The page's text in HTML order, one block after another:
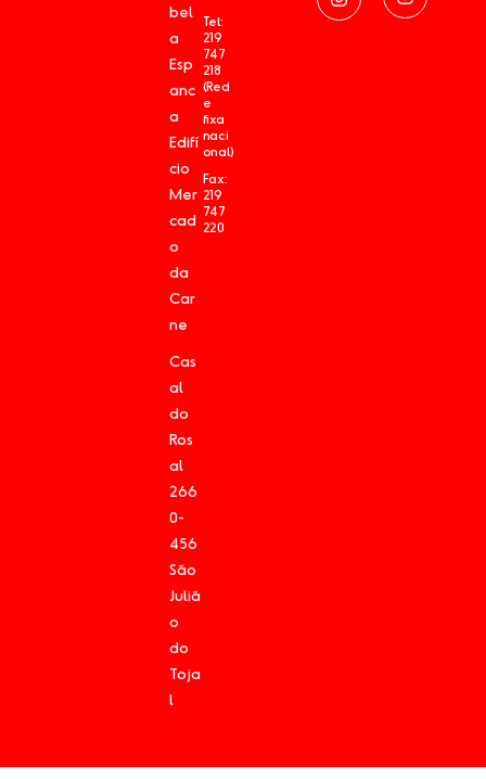
bel
a
Esp
anc
a
Edifí
cio
Mer
cad
o
da
Car
ne
Cas
al
do
Ros
al
266
0-
456
São
Juliã
o
do
Toja
l
Tel:
219
747
218
(Red
e
fixa
naci
onal)
Fax:
219
747
220